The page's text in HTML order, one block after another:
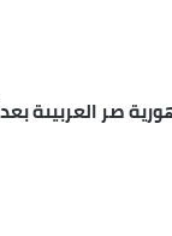
محافظات جمهورية صر